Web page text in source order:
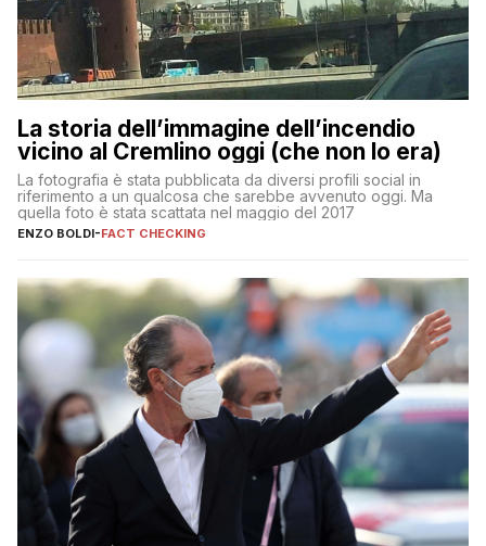
La storia dell’immagine dell’incendio
vicino al Cremlino oggi (che non lo era)
La fotografia è stata pubblicata da diversi profili social in
riferimento a un qualcosa che sarebbe avvenuto oggi. Ma
quella foto è stata scattata nel maggio del 2017
ENZO BOLDI-FACT CHECKING